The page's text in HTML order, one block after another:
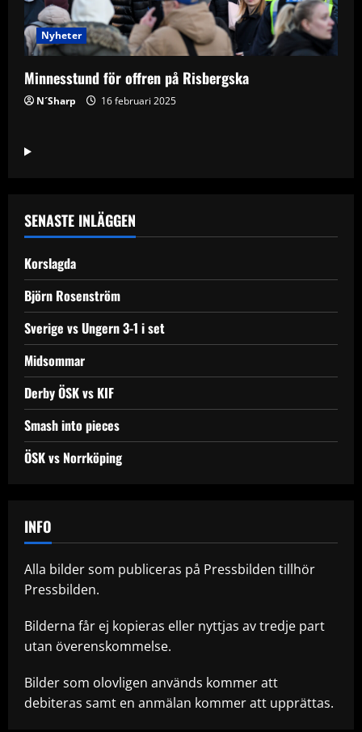
Nyheter
Minnesstund för offren på Risbergska
N´Sharp 16 februari 2025
SENASTE INLÄGGEN
Korslagda
Björn Rosenström
Sverige vs Ungern 3-1 i set
Midsommar
Derby ÖSK vs KIF
Smash into pieces
ÖSK vs Norrköping
INFO
Alla bilder som publiceras på Pressbilden tillhör
Pressbilden.
Bilderna får ej kopieras eller nyttjas av tredje part
utan överenskommelse.
Bilder som olovligen används kommer att
debiteras samt en anmälan kommer att upprättas.